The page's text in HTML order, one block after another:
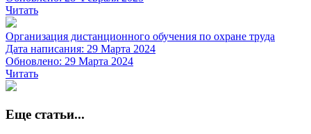
Читать
Организация дистанционного обучения по охране труда
Дата написания: 29 Марта 2024
Обновлено: 29 Марта 2024
Читать
Еще статьи...